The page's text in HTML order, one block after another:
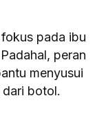
pada ibu
peran
menyusui
botol.